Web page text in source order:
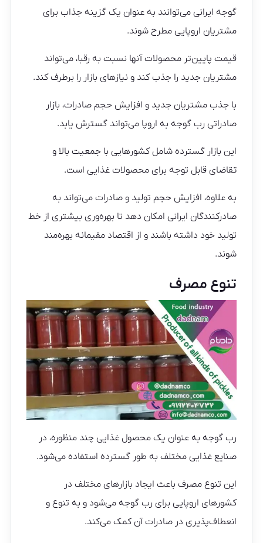
گوجه ایرانی می‌توانند به عنوان یک گزینه جذاب برای
مشتریان اروپایی مطرح شوند.
قیمت پایین‌تر محصولات آنها نسبت به رقبا، می‌تواند
مشتریان جدید را جذب کند و نیازهای بازار را برطرف کند.
با جذب مشتریان جدید و افزایش حجم صادرات، بازار
صادراتی رب گوجه به اروپا می‌تواند گسترش یابد.
این بازار گسترده شامل کشورهایی با جمعیت بالا و
تقاضای قابل توجه برای محصولات غذایی است.
به علاوه، افزایش حجم تولید و صادرات می‌تواند به
صادرکنندگان ایرانی امکان دهد تا بهره‌وری بیشتری از خط
تولید خود داشته باشند و از اقتصاد مقیمانه بهره‌مند
شوند.
تنوع مصرف
رب گوجه به عنوان یک محصول غذایی چند منظوره، در
صنایع غذایی مختلف به طور گسترده استفاده می‌شود.
این تنوع مصرف باعث ایجاد بازارهای مختلف در
کشورهای اروپایی برای رب گوجه می‌شود و به تنوع و
انعطاف‌پذیری در صادرات آن کمک می‌کند.